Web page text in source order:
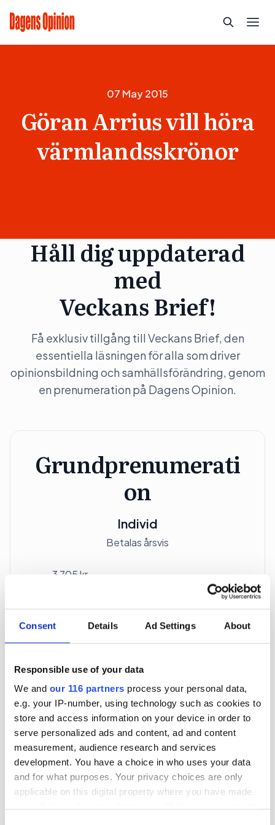
Consent Details Ad Settings About
Responsible use of your data
We and our 116 partners process your personal data,
e.g. your IP-number, using technology such as cookies to
store and access information on your device in order to
serve personalized ads and content, ad and content
measurement, audience research and services
development. You have a choice in who uses your data
and for what purposes. Your privacy choices are only
applicable on this digital property where you have made
07 May 2015
Göran Arrius vill höra
värmlandsskrönor
Håll dig uppdaterad
med
Veckans Brief!
Få exklusiv tillgång till Veckans Brief, den
essentiella läsningen för alla som driver
opinionsbildning och samhällsförändring, genom
en prenumeration på Dagens Opinion.
Grundprenumerati
on
Individ
Betalas årsvis
3 705 kr
*Moms (6 %) ingår i alla priser.
Företagspaket